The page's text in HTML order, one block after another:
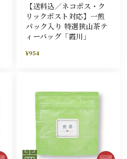
【送料込／ネコポス・ク
リックポスト対応】一煎
パック入り 特選狭山茶テ
ィーバッグ「霞川」
¥954